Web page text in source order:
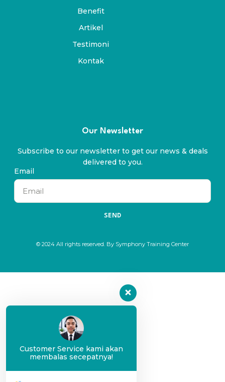
Benefit
Artikel
Testimoni
Kontak
Our Newsletter
Subscribe to our newsletter to get our news & deals
delivered to you.
Email
SEND
© 2024 All rights reserved. By Symphony Training Center
Customer Service kami akan
membalas secepatnya!